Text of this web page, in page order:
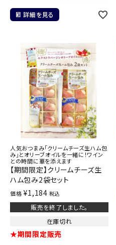
詳細を見る
人気おつまみ「クリームチーズ生ハム包
み」とオリーブオイルを一緒に！ワイン
との時間に華を添えます
【期間限定】クリームチーズ生
ハム包み2袋セット
価格 ¥1,184 税込
販売を終了しました。
在庫切れ
★期間限定販売